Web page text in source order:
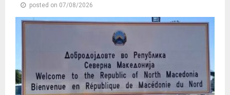
posted on 07/08/2026